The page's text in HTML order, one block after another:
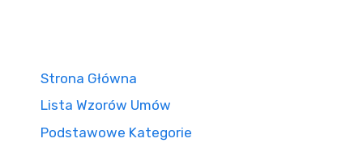
Strona Główna
Lista Wzorów Umów
Podstawowe Kategorie